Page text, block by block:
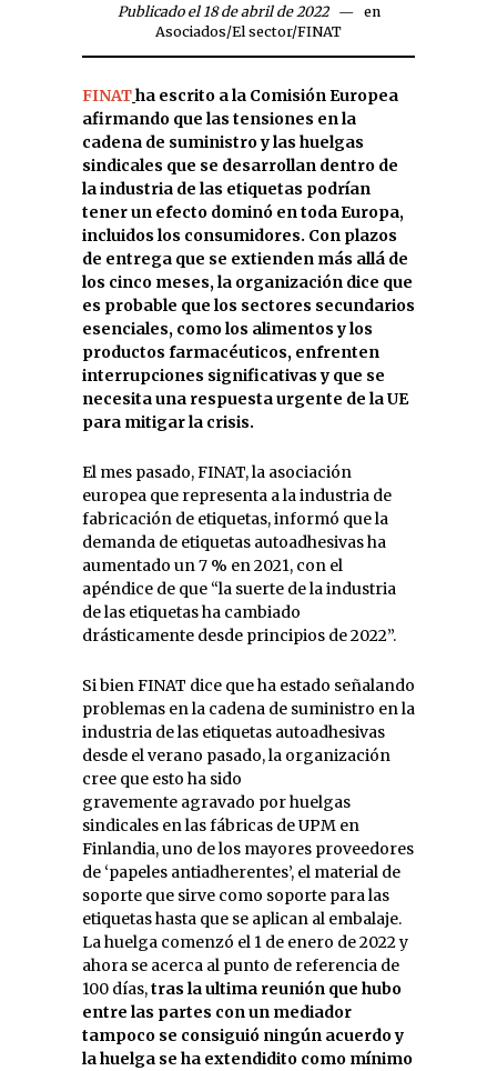
Publicado el 18 de abril de 2022
en
Asociados/El sector/FINAT
FINATha escrito a la Comisión Europea
afirmando que las tensiones en la
cadena de suministro y las huelgas
sindicales que se desarrollan dentro de
la industria de las etiquetas podrían
tener un efecto dominó en toda Europa,
incluidos los consumidores. Con plazos
de entrega que se extienden más allá de
los cinco meses, la organización dice que
es probable que los sectores secundarios
esenciales, como los alimentos y los
productos farmacéuticos, enfrenten
interrupciones significativas y que se
necesita una respuesta urgente de la UE
para mitigar la crisis.
El mes pasado, FINAT, la asociación
europea que representa a la industria de
fabricación de etiquetas, informó que la
demanda de etiquetas autoadhesivas ha
aumentado un 7 % en 2021, con el
apéndice de que “la suerte de la industria
de las etiquetas ha cambiado
drásticamente desde principios de 2022”.
Si bien FINAT dice que ha estado señalando
problemas en la cadena de suministro en la
industria de las etiquetas autoadhesivas
desde el verano pasado, la organización
cree que esto ha sido
gravemente agravado por huelgas
sindicales en las fábricas de UPM en
Finlandia, uno de los mayores proveedores
de ‘papeles antiadherentes’, el material de
soporte que sirve como soporte para las
etiquetas hasta que se aplican al embalaje.
La huelga comenzó el 1 de enero de 2022 y
ahora se acerca al punto de referencia de
100 días,tras la ultima reunión que hubo
entre las partes con un mediador
tampoco se consiguió ningún acuerdo y
la huelga se ha extendidito como mínimo